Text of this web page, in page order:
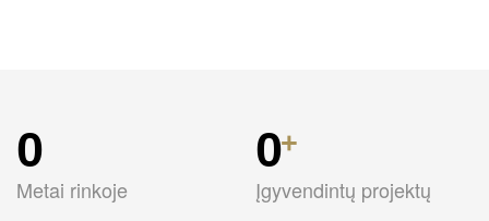
Metai rinkoje
0
Įgyvendintų projektų
0+